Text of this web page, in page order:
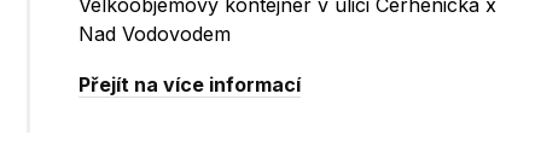
Velkoobjemový kontejner v ulici Cerhenická x
Nad Vodovodem
Přejít na více informací